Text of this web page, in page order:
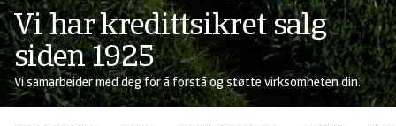
Vi har kredittsikret salg
siden 1925
Vi samarbeider med deg for å forstå og støtte virksomheten din.